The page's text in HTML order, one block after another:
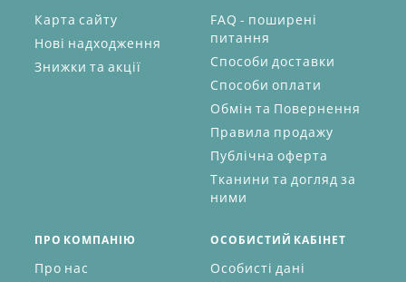
Карта сайту
Нові надходження
Знижки та акції
FAQ - поширені
питання
Способи доставки
Способи оплати
Обмін та Повернення
Правила продажу
Публічна оферта
Тканини та догляд за
ними
ПРО КОМПАНІЮ
Про нас
ОСОБИСТИЙ КАБІНЕТ
Особисті дані